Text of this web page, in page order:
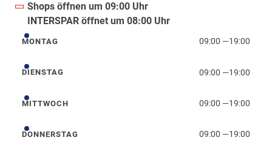
Shops öffnen um 09:00 Uhr
INTERSPAR öffnet um 08:00 Uhr
Montag
MONTAG 09:00 —19:00
Dienstag
DIENSTAG 09:00 —19:00
Mittwoch
MITTWOCH 09:00 —19:00
Donnerstag
DONNERSTAG 09:00 —19:00